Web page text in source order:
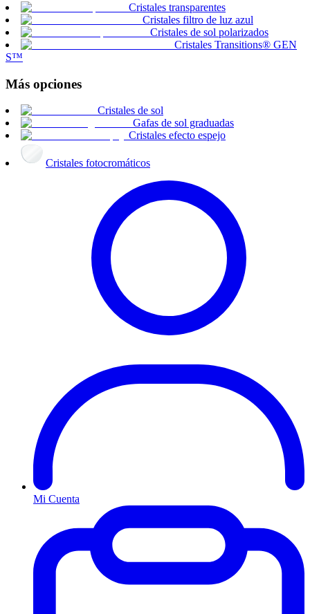
Cristales transparentes
Cristales filtro de luz azul
Cristales de sol polarizados
Cristales Transitions® GEN
S™
Más opciones
Cristales de sol
Gafas de sol graduadas
Cristales efecto espejo
Cristales fotocromáticos
Mi Cuenta